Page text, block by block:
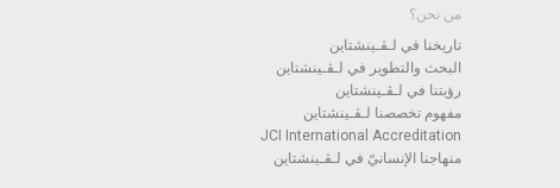
من نحن؟
تاريخنا في لـﭭـينشتاين
البحث والتطوير في لـﭭـينشتاين
رؤيتنا في لـﭭـينشتاين
مفهوم تخصصنا لـﭭـينشتاين
JCI International Accreditation
منهاجنا الإنسانيّ في لـﭭـينشتاين